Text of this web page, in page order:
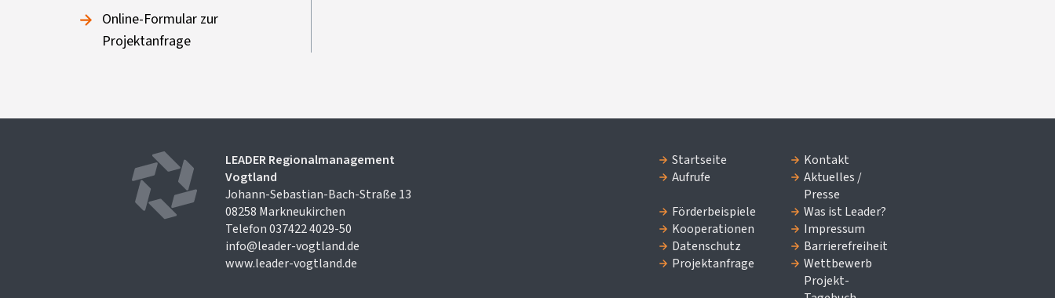
Online-Formular zur
Projektanfrage
LEADER Regionalmanagement
Vogtland
Johann-Sebastian-Bach-Straße 13
08258 Markneukirchen
Telefon 037422 4029-50
info@leader-vogtland.de
www.leader-vogtland.de
Startseite
Kontakt
Aufrufe
Aktuelles /
Presse
Förderbeispiele
Was ist Leader?
Kooperationen
Impressum
Datenschutz
Barrierefreiheit
Projektanfrage
Wettbewerb
Projekt-